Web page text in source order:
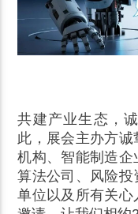
共建产业生态，
此，展会主办方
机构、智能制造
算法公司、风险投
单位以及所有关